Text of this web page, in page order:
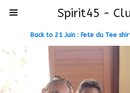
Spirit45 -
Back to 21 Juin : Fete du Tee